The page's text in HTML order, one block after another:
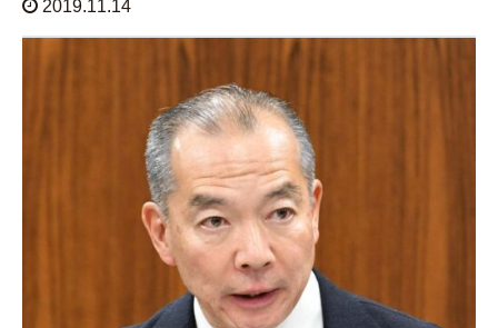
2019.11.14